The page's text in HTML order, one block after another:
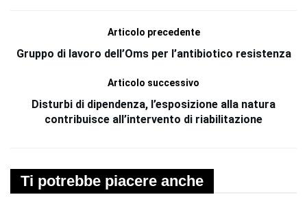
Articolo precedente
Gruppo di lavoro dell’Oms per l’antibiotico resistenza
Articolo successivo
Disturbi di dipendenza, l’esposizione alla natura
contribuisce all’intervento di riabilitazione
Ti potrebbe piacere anche